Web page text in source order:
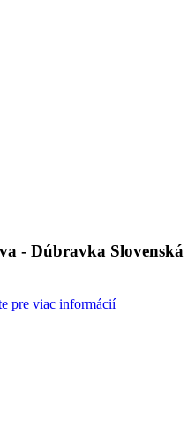
- Dúbravka Slovenská
pre viac informácií